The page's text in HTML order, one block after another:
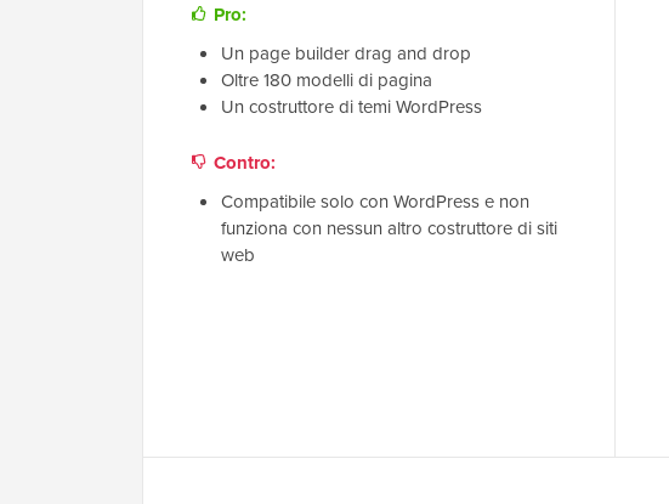
Pro:
Un page builder drag and drop
Oltre 180 modelli di pagina
Un costruttore di temi WordPress
Contro:
Compatibile solo con WordPress e non
funziona con nessun altro costruttore di siti
web